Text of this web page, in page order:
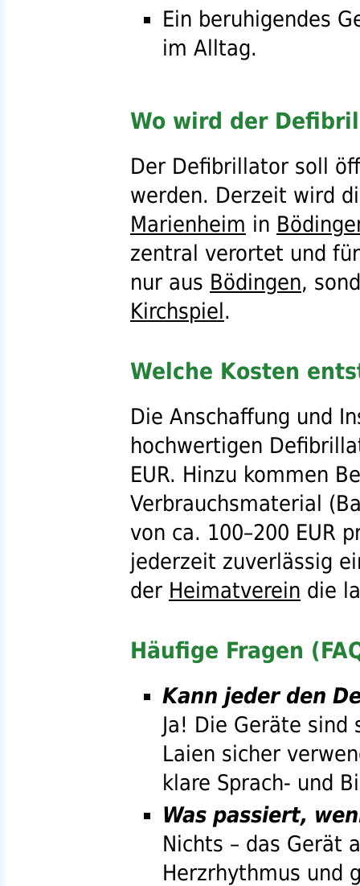
Ein beruhigendes
im Alltag.
Wo wird der
Der Defibrillator soll
werden. Derzeit wird
Marienheim in
zentral verortet und
nur aus Bödingen,
Kirchspiel.
Welche Kosten
Die Anschaffung und
hochwertigen
EUR. Hinzu kommen
Verbrauchsmaterial
von ca. 100–200 EUR
jederzeit zuverlässig
der Heimatverein die
Häufige Fragen
Kann jeder den
Ja! Die Geräte sind
Laien sicher
klare Sprach- und
Was passiert,
Nichts – das Gerät
Herzrhythmus und